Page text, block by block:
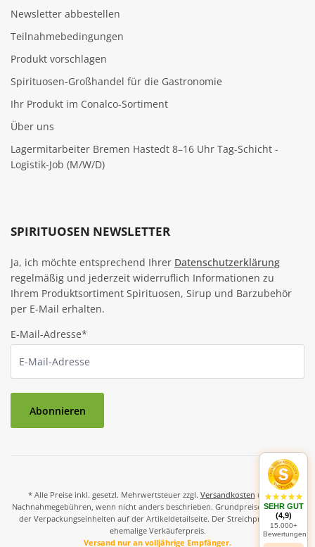
Newsletter abbestellen
Teilnahmebedingungen
Produkt vorschlagen
Spirituosen-Großhandel für die Gastronomie
Ihr Produkt im Conalco-Sortiment
Über uns
Lagermitarbeiter Bremen Hastedt 8–16 Uhr Tag-Schicht -
Logistik-Job (M/W/D)
SPIRITUOSEN NEWSLETTER
Ja, ich möchte entsprechend Ihrer Datenschutzerklärung
regelmäßig und jederzeit widerruflich Informationen zu
Ihrem Produktsortiment Spirituosen, Sirup und Barzubehör
per E-Mail erhalten.
E-Mail-Adresse*
Abonnieren
* Alle Preise inkl. gesetzl. Mehrwertsteuer zzgl. Versandkosten und ggf.
Nachnahmegebühren, wenn nicht anders beschrieben. Grundpreise und Preise
der Verpackungseinheiten auf der Artikeldetailseite. Der Streichpreis ist der
ehemalige Verkäuferpreis.
Versand nur an volljährige Empfänger.
SEHR GUT
(4,9)
15.000+
Bewertungen